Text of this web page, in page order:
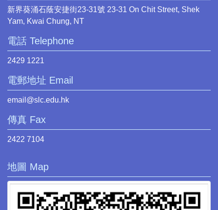
新界葵涌石蔭安捷街23-31號 23-31 On Chit Street, Shek
Yam, Kwai Chung, NT
電話 Telephone
2429 1221
電郵地址 Email
email@slc.edu.hk
傳真 Fax
2422 7104
地圖 Map